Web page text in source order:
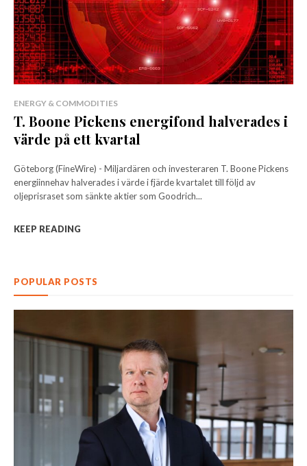
ENERGY & COMMODITIES
T. Boone Pickens energifond halverades i
värde på ett kvartal
Göteborg (FineWire) - Miljardären och investeraren T. Boone Pickens
energiinnehav halverades i värde i fjärde kvartalet till följd av
oljeprisraset som sänkte aktier som Goodrich...
KEEP READING
POPULAR POSTS